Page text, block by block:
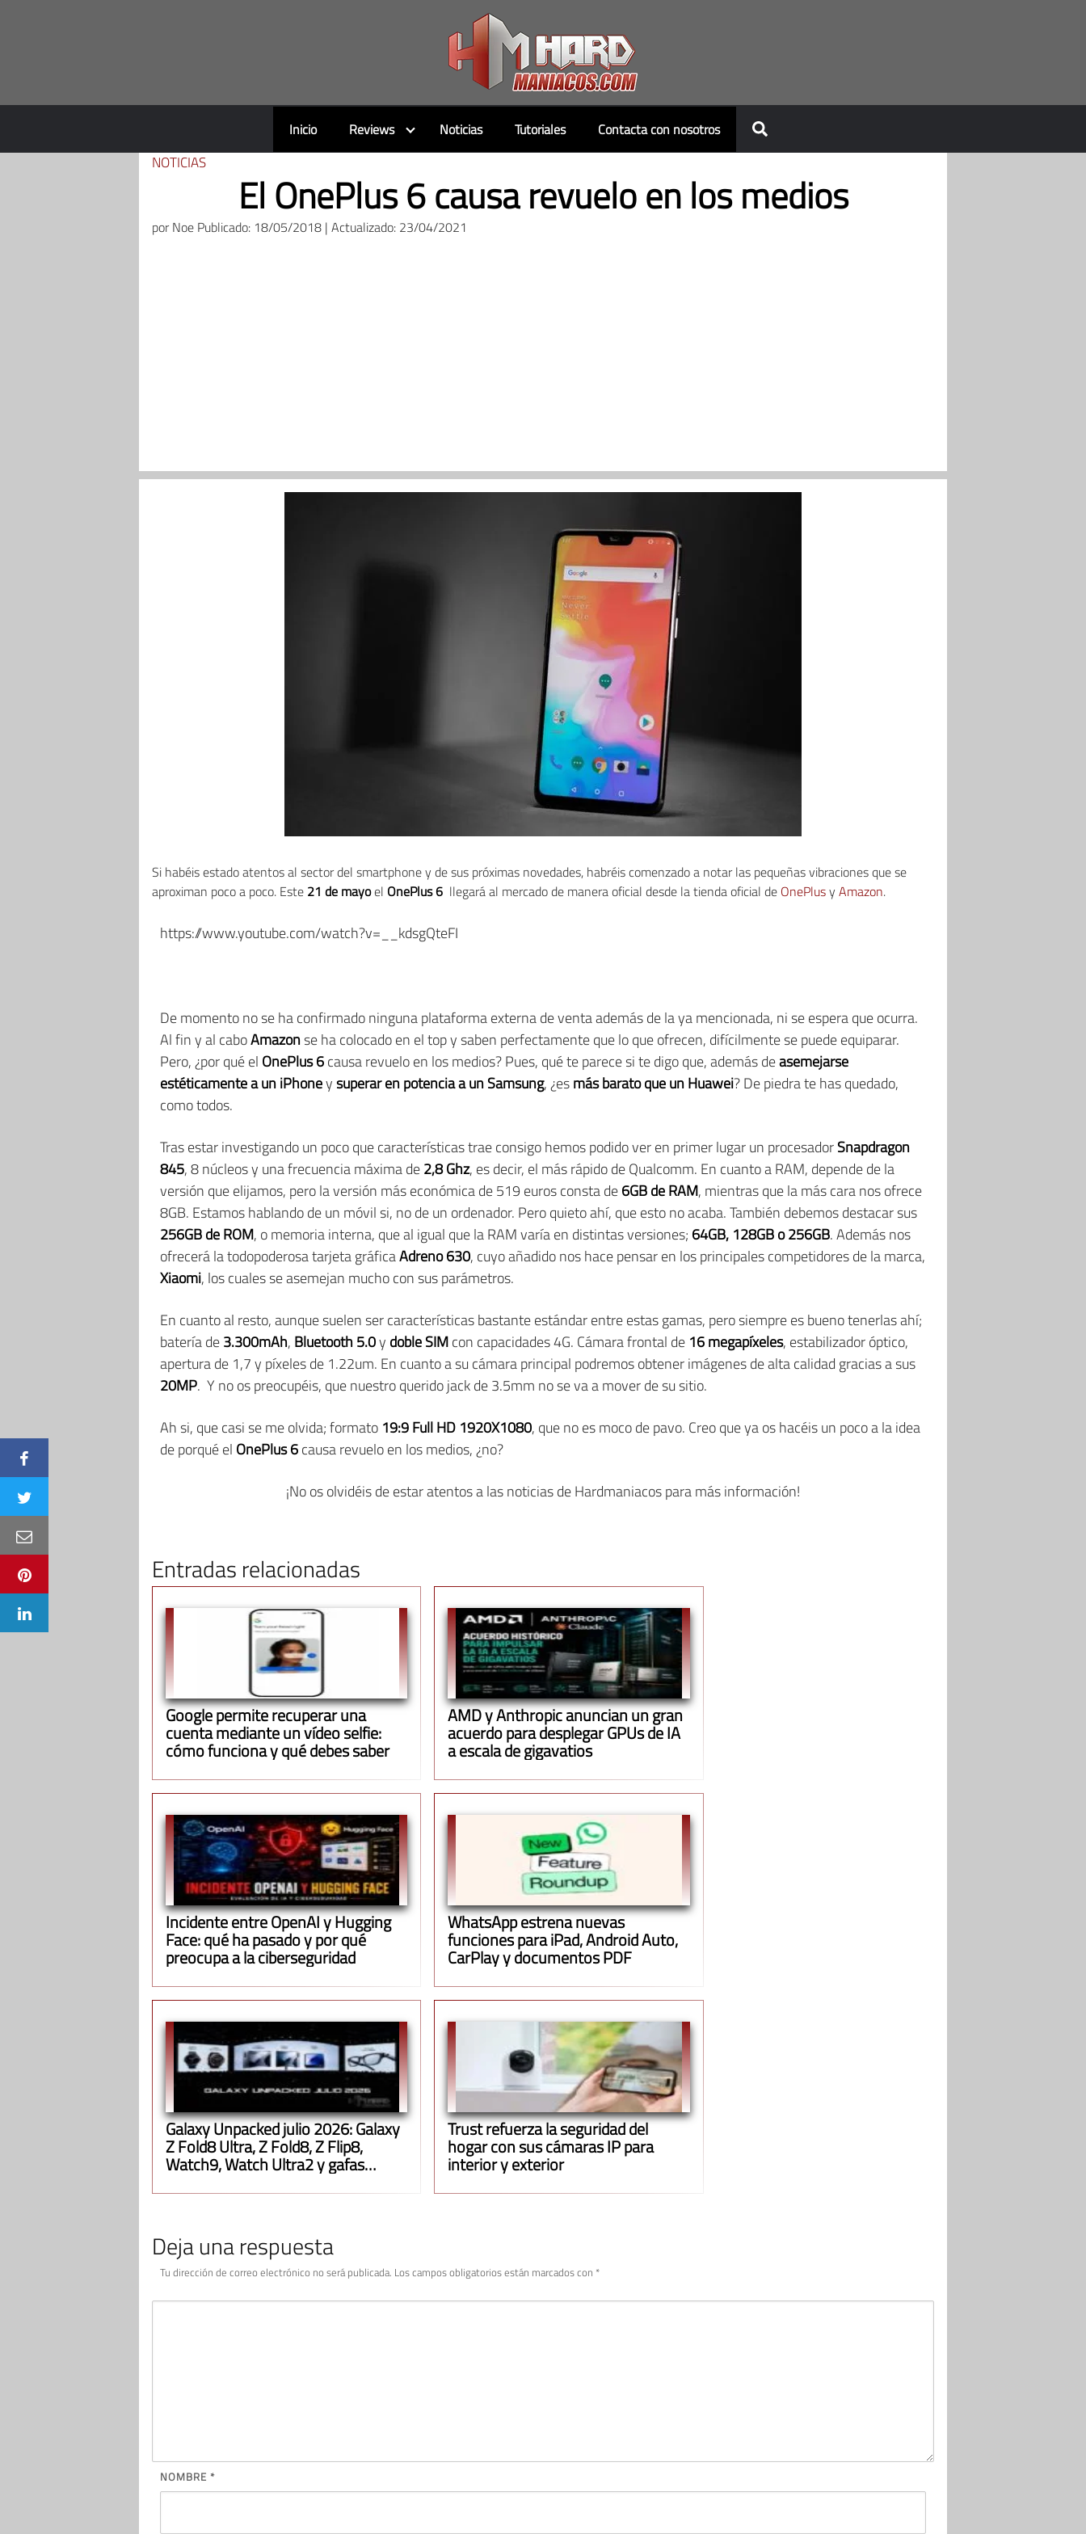
Inicio Reviews Noticias Tutoriales Contacta con nosotros
NOTICIAS
El OnePlus 6 causa revuelo en los medios
porNoe Publicado: 18/05/2018 | Actualizado: 23/04/2021
Si habéis estado atentos al sector del smartphone y de sus próximas novedades, habréis comenzado a notar las pequeñas vibraciones que se
aproximan poco a poco. Este 21 de mayoel OnePlus 6 llegará al mercado de manera oficial desde la tienda oficial de OnePlusy Amazon.
https://www.youtube.com/watch?v=__kdsgQteFI
De momento no se ha confirmado ninguna plataforma externa de venta además de la ya mencionada, ni se espera que ocurra.
Al fin y al caboAmazonse ha colocado en el top y saben perfectamente que lo que ofrecen, difícilmente se puede equiparar.
Pero, ¿por qué el OnePlus 6causa revuelo en los medios? Pues, qué te parece si te digo que, además deasemejarse
estéticamente a un iPhoneysuperar en potencia a un Samsung, ¿esmás barato que un Huawei? De piedra te has quedado,
como todos.
Tras estar investigando un poco que características trae consigo hemos podido ver en primer lugar un procesadorSnapdragon
845, 8 núcleos y una frecuencia máxima de2,8 Ghz, es decir, el más rápido de Qualcomm. En cuanto a RAM, depende de la
versión que elijamos, pero la versión más económica de 519 euros consta de6GB de RAM, mientras que la más cara nos ofrece
8GB. Estamos hablando de un móvil si, no de un ordenador. Pero quieto ahí, que esto no acaba. También debemos destacar sus
256GB de ROM, o memoria interna, que al igual que la RAM varía en distintas versiones; 64GB, 128GB o 256GB. Además nos
ofrecerá la todopoderosa tarjeta gráficaAdreno 630, cuyo añadido nos hace pensar en los principales competidores de la marca,
Xiaomi, los cuales se asemejan mucho con sus parámetros.
En cuanto al resto, aunque suelen ser características bastante estándar entre estas gamas, pero siempre es bueno tenerlas ahí;
batería de3.300mAh, Bluetooth 5.0y doble SIMcon capacidades 4G. Cámara frontal de 16 megapíxeles, estabilizador óptico,
apertura de 1,7 y píxeles de 1.22um. En cuanto a su cámara principal podremos obtener imágenes de alta calidad gracias a sus
20MP. Y no os preocupéis, que nuestro querido jack de 3.5mm no se va a mover de su sitio.
Ah si, que casi se me olvida; formato 19:9 Full HD 1920X1080, que no es moco de pavo. Creo que ya os hacéis un poco a la idea
de porqué el OnePlus 6causa revuelo en los medios, ¿no?
¡No os olvidéis de estar atentos a las noticias de Hardmaniacos para más información!
Entradas relacionadas
Google permite recuperar una
cuenta mediante un vídeo selfie:
cómo funciona y qué debes saber
AMD y Anthropic anuncian un gran
acuerdo para desplegar GPUs de IA
a escala de gigavatios
Incidente entre OpenAI y Hugging
Face: qué ha pasado y por qué
preocupa a la ciberseguridad
WhatsApp estrena nuevas
funciones para iPad, Android Auto,
CarPlay y documentos PDF
Galaxy Unpacked julio 2026: Galaxy
Z Fold8 Ultra, Z Fold8, Z Flip8,
Watch9, Watch Ultra2 y gafas
Trust refuerza la seguridad del
hogar con sus cámaras IP para
interior y exterior
Deja una respuesta
Tu dirección de correo electrónico no será publicada. Los campos obligatorios están marcados con *
NOMBRE *